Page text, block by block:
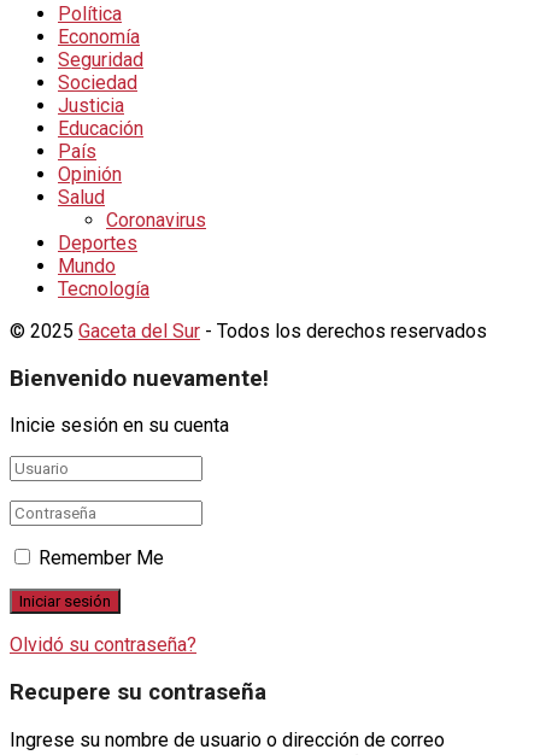
Política
Economía
Seguridad
Sociedad
Justicia
Educación
País
Opinión
Salud
Coronavirus
Deportes
Mundo
Tecnología
© 2025 Gaceta del Sur - Todos los derechos reservados
Bienvenido nuevamente!
Inicie sesión en su cuenta
Remember Me
Olvidó su contraseña?
Recupere su contraseña
Ingrese su nombre de usuario o dirección de correo